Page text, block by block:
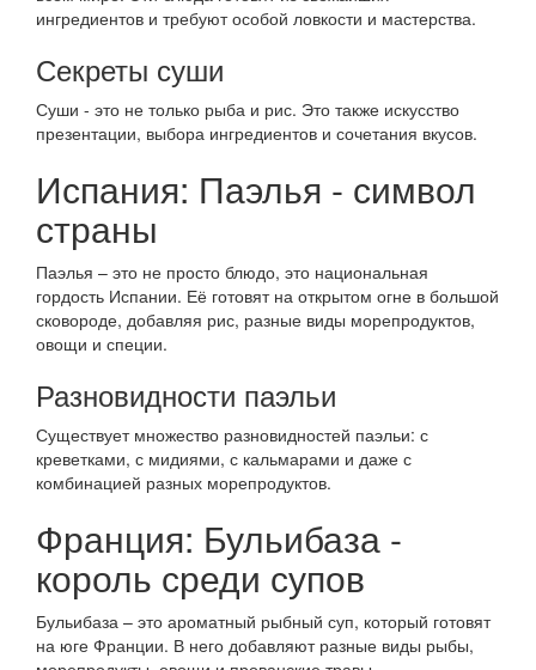
ингредиентов и требуют особой ловкости и мастерства.
Секреты суши
Суши - это не только рыба и рис. Это также искусство
презентации, выбора ингредиентов и сочетания вкусов.
Испания: Паэлья - символ
страны
Паэлья – это не просто блюдо, это национальная
гордость Испании. Её готовят на открытом огне в большой
сковороде, добавляя рис, разные виды морепродуктов,
овощи и специи.
Разновидности паэльи
Существует множество разновидностей паэльи: с
креветками, с мидиями, с кальмарами и даже с
комбинацией разных морепродуктов.
Франция: Бульибаза -
король среди супов
Бульибаза – это ароматный рыбный суп, который готовят
на юге Франции. В него добавляют разные виды рыбы,